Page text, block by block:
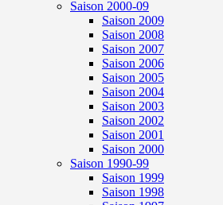
Saison 2000-09
Saison 2009
Saison 2008
Saison 2007
Saison 2006
Saison 2005
Saison 2004
Saison 2003
Saison 2002
Saison 2001
Saison 2000
Saison 1990-99
Saison 1999
Saison 1998